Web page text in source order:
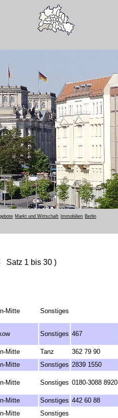
Markt und Wirtschaft Immobilien Berlin
Satz 1 bis 30 )
Mitte Sonstiges
Sonstiges 467
Mitte Tanz
362 79 90
Mitte Sonstiges 2839 1550
Mitte Sonstiges 0180-3088 8920
Mitte Sonstiges 442 60 88
Mitte
Sonstiges